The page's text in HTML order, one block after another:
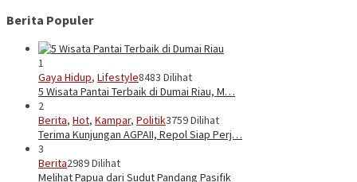
Berita Populer
1
Gaya Hidup, Lifestyle8483 Dilihat
5 Wisata Pantai Terbaik di Dumai Riau, M…
2
Berita, Hot, Kampar, Politik3759 Dilihat
Terima Kunjungan AGPAII, Repol Siap Perj…
3
Berita2989 Dilihat
Melihat Papua dari Sudut Pandang Pasifik